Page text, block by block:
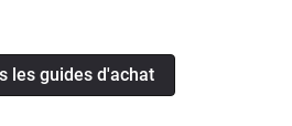
les guides d'achat